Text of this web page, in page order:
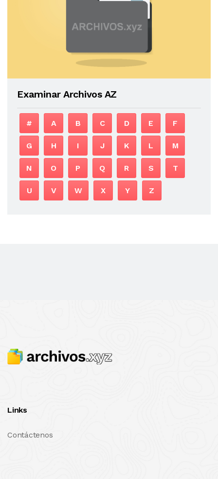
Examinar Archivos AZ
# A B C D E F
G H I J K L M
N O P Q R S T
U V W X Y Z
Links
Contáctenos